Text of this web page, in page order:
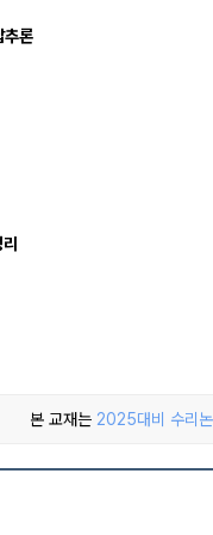
추론
본 교재는 2025대비 수리